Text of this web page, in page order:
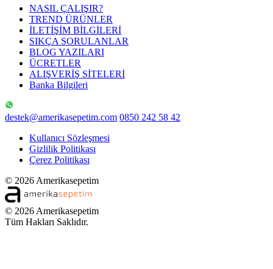
NASIL ÇALIŞIR?
TREND ÜRÜNLER
İLETİŞİM BİLGİLERİ
SIKÇA SORULANLAR
BLOG YAZILARI
ÜCRETLER
ALIŞVERİŞ SİTELERİ
Banka Bilgileri
destek@amerikasepetim.com 0850 242 58 42
Kullanıcı Sözleşmesi
Gizlilik Politikası
Çerez Politikası
© 2026 Amerikasepetim
© 2026 Amerikasepetim
Tüm Hakları Saklıdır.